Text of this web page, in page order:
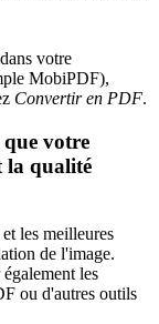
votre
MobiPDF),
Convertir en PDF.
que votre
la qualité
les meilleures
de l'image.
les
ou d'autres outils